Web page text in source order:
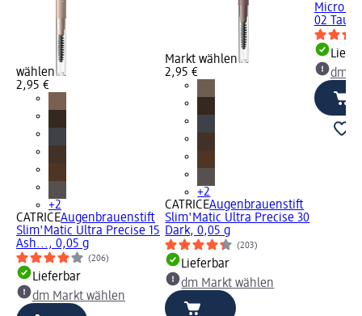
wählen
2,95 €
+2
CATRICEAugenbrauenstift
Slim'Matic Ultra Precise 15
Ash..., 0,05 g
(206)
Lieferbar
dm Markt wählen
Markt wählen
2,95 €
+2
CATRICEAugenbrauenstift
Slim'Matic Ultra Precise 30
Dark, 0,05 g
(203)
Lieferbar
dm Markt wählen
Micro
02
dm